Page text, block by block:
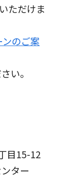
ただけま
のご案
い。
目15-12
ター